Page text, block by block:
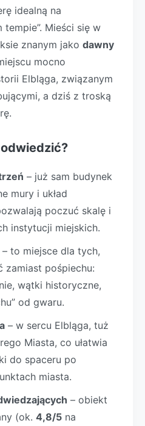
idealną na
tempie”. Mieści się w
znanym jako dawny
mocno
Elbląga, związanym
a dziś z troską
– już sam budynek
mury i układ
poczuć skalę i
instytucji miejskich.
– to miejsce dla tych,
zamiast pośpiechu:
wątki historyczne,
od gwaru.
– w sercu Elbląga, tuż
Miasta, co ułatwia
do spaceru po
miasta.
– obiekt
(ok. 4,8/5 na